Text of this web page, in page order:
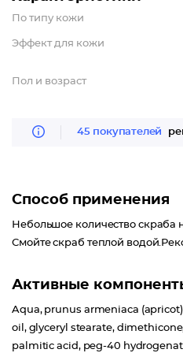
По типу кожи
Эффект для кожи
Пол и возраст
45 покупателей
Способ применения
Небольшое количество скраба
Смойте скраб теплой
Активные
Aqua, prunus armeniaca
oil, glyceryl stearate,
palmitic acid, peg-40